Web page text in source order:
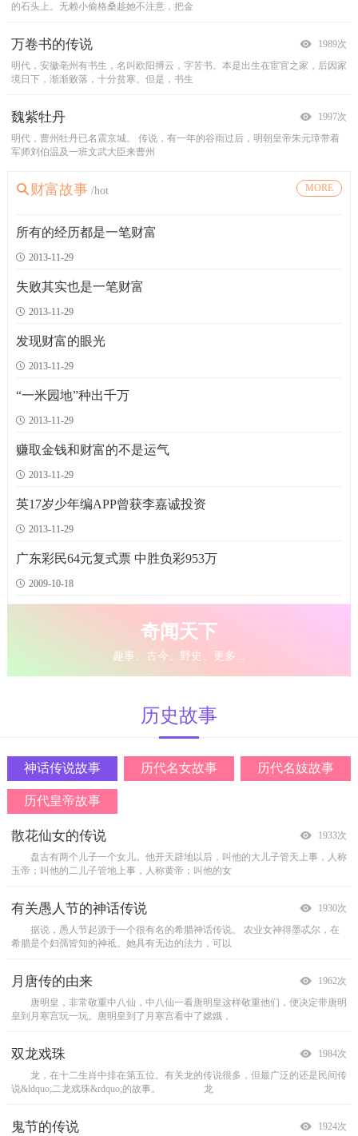
的石头上。无赖小偷格桑趁她不注意，把金
万卷书的传说
1989次
明代，安徽亳州有书生，名叫欧阳搏云，字苦书。本是出生在宦官之家，后因家
境日下，渐渐败落，十分贫寒。但是，书生
魏紫牡丹
1997次
明代，曹州牡丹已名震京城。
传说，有一年的谷雨过后，明朝皇帝朱元璋带着
军师刘伯温及一班文武大臣来曹州
一丈青
1963次
只身来到曹州东北黄楼(即今牡丹乡何楼)，
大肚与长脚
从前，有个乡村住着一户人家叫二牛。
山中宰相和陶公洞
地方。洞仙在云端看见六螺山中的北螺山，
考。那日，走到一个山嘴岔路，
灶王爷的故事
据传&ldquo;灶王&rdquo;原是浪荡公子张万仓，外号张腊月。其原配丁香女勤
洋花
村有个人到南方做官。到了南方，他的下属官员们宴
州刺史治所终置江陵。江陵城由此又称荆州城。其时
心结网成语故事|完璧归赵
1975次
战国时期，美玉&ldquo;和氏璧&rdquo;由于质地优良，因此扬名天下，成为
人人都想一睹的至宝。后来，这块宝玉被赵惠文王所
心结网成语故事|连篇累牍
1964次
隋朝时期，治书侍御史李谔能言善辩，文章也写得很精彩。他发现六朝以
来，人们写起文章来，通常只追求辞藻的华丽，文章的
心结网成语故事|草菅人命
1953次
傅，希望能让梁王多读书。贾议说：&ldquo;辅
心结网成语故事|令行禁止
商朝末年，纣王非常昏庸，过着奢靡的生活。为了满足自己的欲望，他大肆
心结网成语故事|群策群力
他曾经模仿《论语》的形式，创作了《法言
很贤明。公元前686年，齐国发生内乱，襄公被杀，
心结网成语故事|如释重负
公元前542年，鲁襄公染病身亡，鲁昭公继承了国君之位。但是，昭公手中
心结网成语故事|四分五裂
争不已，就根据实际情况，提出两种截然不同的主张
&rdquo;来形容古代帝王后宫嫔妃之众。在真实的历
北宋时期后宫惊心动魄的“美女战”
2505次
古时礼教繁多，后宫等级森严，按说诸事都该按部就班，但北宋时期就有过这么
一档子稀罕事：刘婕妤在得宠之后公然向后
天下第一菜
1943次
话说有年冬天，慈禧太后得了厌食症，面对一道道山珍海味，她连筷子也懒得
动。 这可急坏了大内总管李莲英，他连夜
鹤舞东宫
1954次
和兄弟秦王李世民欣赏歌舞。随着一阵悠扬的乐声响
慈禧太后对洗澡和梳妆的讲究
慈禧太后，又称&ldquo;西太后&rdquo;、&ldquo;那拉太后&rdquo;，清末同治、
义士严实
&mdash;&mdash;以公主身份下嫁给匈奴君主，成就了&ld
玩名画一齐带走，就吩咐内务府太监购买100只
杨贵妃：夏娃原来是祸水
杨玉环：号太真，唐玄宗李隆基的贵妃。蒲州永乐人，蜀州司户杨玄琰的女儿。
夏姬：资深美女的身体与政治
生子徵舒。御叔死，她与陈灵公、大夫孔宁、仪行父
带了一块雨披。爸爸将雨披给了妈妈，妈妈给
习惯人生
1937次
父子两住山上，每天都要赶牛车下山卖柴。老父较有经验，坐镇驾车，山路
崎岖，弯道特多，儿子眼神较好，总是在要转弯时提
当老虎来临时
1914次
两个人在森林里，遇到了一只大老虎。A就赶紧从背后取下一双更轻便的运
动鞋换上。B急死了，骂道：&ldquo;你干嘛呢，再换
要求
1918次
人爱抽雪茄，要了三箱雪茄。法国人最浪漫，
饺子皮尖
有个富家子弟特别爱吃饺子，每天都要吃。但他又特别刁，只吃馅，两头的
我是陈阿土
旅游团出了国。
仔细系好。等到弟子转身后，又蹲下来将鞋带解松。
三个金人
曾经有个小国到中国来，进贡了三个一模一样的金人，金碧辉煌，把皇帝高
跳 槽
道：&ldquo;我举双手赞成你报复！破公司一定要给它
财富故事/hot MORE
所有的经历都是一笔财富
2013-11-29
失败其实也是一笔财富
2013-11-29
发现财富的眼光
2013-11-29
“一米园地”种出千万
2013-11-29
赚取金钱和财富的不是运气
2013-11-29
英17岁少年编APP曾获李嘉诚投资
2013-11-29
广东彩民64元复式票 中胜负彩953万
2009-10-18
奇闻天下
趣事、古今、野史、更多...
历史故事
神话传说故事 历代名女故事 历代名妓故事
历代皇帝故事
散花仙女的传说
1933次
盘古有两个儿子一个女儿。他开天辟地以后，叫他的大儿子管天上事，人称
玉帝；叫他的二儿子管地上事，人称黄帝；叫他的女
有关愚人节的神话传说
1930次
据说，愚人节起源于一个很有名的希腊神话传说。 农业女神得墨忒尔，在
希腊是个妇孺皆知的神祗。她具有无边的法力，可以
月唐传的由来
1962次
唐明皇，非常敬重中八仙，中八仙一看唐明皇这样敬重他们，便决定带唐明
皇到月寒宫玩一玩。唐明皇到了月寒宫看中了嫦娥，
双龙戏珠
1984次
龙，在十二生肖中排在第五位。有关龙的传说很多，但最广泛的还是民间传
说&ldquo;二龙戏珠&rdquo;的故事。
龙
鬼节的传说
1924次
杨娥壮志未酬
2019次
明朝未年，西南边陲昆明的黔国公沐天波府中有一位女护卫,名叫杨娥，她
容貌娇艳，武艺高强，在当地甚有名气，一般的飞盗
李清照
1931次
一对描金彩绘龙凤喜烛，插在修长的美人型烛奴上，它的光焰欢快地跳跃
着。两盏垂着金色流苏的八角薄纱大红宫灯，悬在屋中
何仙姑
1894次
对中国传统文化稍有了解的人，就一定对&ldquo;八仙&rdquo;的说法不会陌
生，所谓&ldquo;八仙&rdquo;是指汉钟离、张果老、
花木兰
1906次
花木兰的故事流传广远，一千多年以来有口皆碑，但对于她的姓氏、里居、
出生年代，仍然传说纷坛，莫衷一是。 关于她的
班昭
1943次
唐代杜秋娘
1911次
杜秋娘原是间州(镇江)人，江南女子的秀丽与文采她身上尽数体现。她十五岁
时，镇海节度使李锜以重金将她买入府中为歌舞妓
薛涛你了解吗？
1880次
女校书薛涛原来在京城为官的薛勋与妻子裴氏迁往蜀中。过了不久，裴氏生
下一个女孩，取名薛涛，字洪度，表示她是在
是什么造就了苏小小
1867次
是什么契机造就了苏小小这样一位与众不同的妓女呢？这还得从她的身世说起。
苏小小出身于钱塘一户殷实人家，她家先世
赵飞燕的生平
1928次
你知道赵飞燕的生平吗中国人几乎都知道&ldquo;燕瘦环肥&rdquo;这个成语，可
以说赵飞燕是家喻户晓的人物，知名度远高
中国最早的妓女
1940次
外国皇帝
1979次
很多人的印象里,美国自成立时就是个共和制国家。其实在19世纪,美国出过一
位鲜为人知的&ldquo;皇帝&rdquo;,这位被称为&l
为何除夕门上要挂芝麻秸
1873次
过去，每到大年三十，家家户户都要在大门上挂根芝麻秸，意思是取个吉利
&mdash;&mdash;芝麻秸秆节节高。其实，这挂
乾隆皇帝与大姑娘一同坐轿
1875次
早先，不论是大家闺秀出阁，还是小家碧玉出嫁，都不坐轿，而是骑着毛驴去夫
家成亲。大姑娘出嫁坐花轿的习俗，是清朝
爱新觉罗氏的来历
1899次
清朝皇帝姓爱新觉罗。清朝开国皇帝皇太极是爱新觉罗氏的第五代传人。其实真
正姓爱新觉罗是从昌安开始。爱新觉罗氏是
乾隆夜行野兔岭
1899次